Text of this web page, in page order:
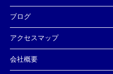
ブログ
アクセスマップ
会社概要